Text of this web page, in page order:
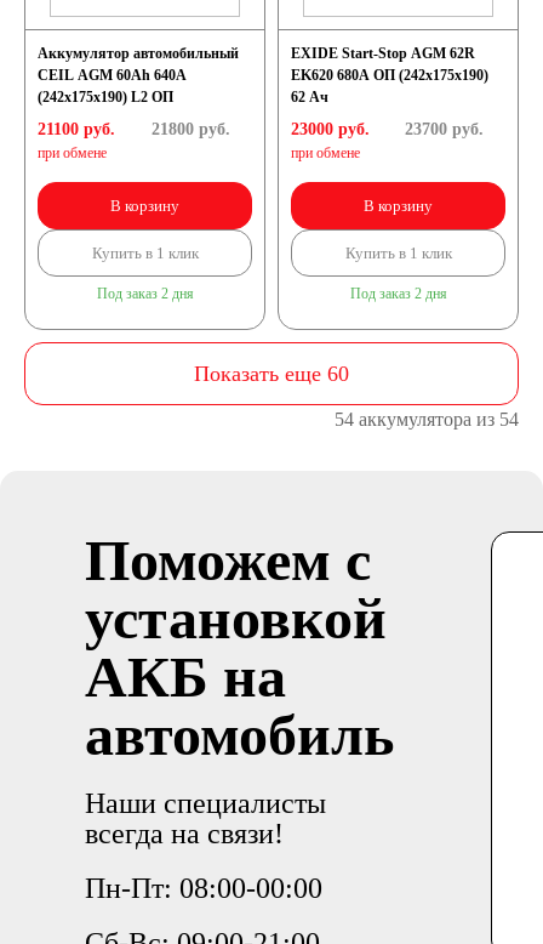
Аккумулятор автомобильный
CEIL AGM 60Ah 640A
(242x175x190) L2 ОП
21100 руб.
при обмене
21800руб.
В корзину
Купить в 1 клик
Под заказ 2 дня
EXIDE Start-Stop AGM 62R
EK620 680A ОП (242х175х190)
62 Ач
23000 руб.
при обмене
23700руб.
В корзину
Купить в 1 клик
Под заказ 2 дня
Показать еще 60
54 аккумулятора из 54
Поможем с
установкой
АКБ на
автомобиль
Наши специалисты
всегда на связи!
Пн-Пт: 08:00-00:00